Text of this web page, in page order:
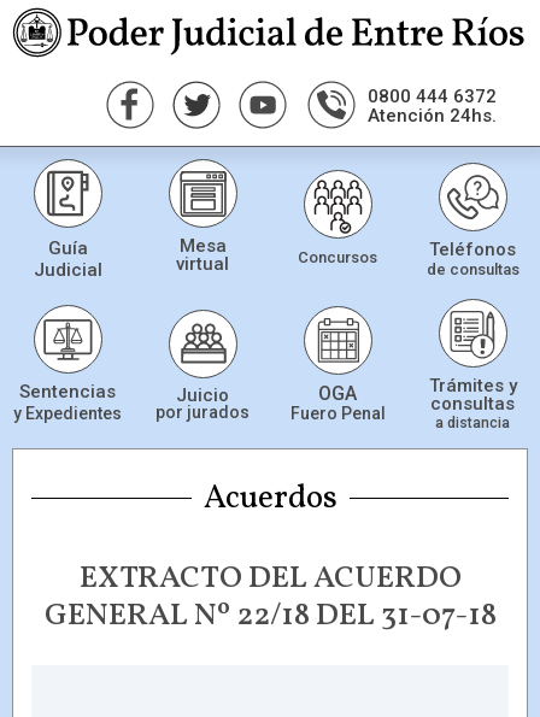
0800 444 6372
Atención 24hs.
Guía
Judicial
Mesa
virtual
Concursos Teléfonos
de consultas
Sentencias
y Expedientes
Juicio
por jurados
OGA
Fuero Penal
Trámites y
consultas
a distancia
Acuerdos
EXTRACTO DEL ACUERDO
GENERAL Nº 22/18 DEL 31-07-18